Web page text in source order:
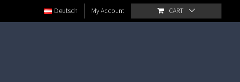
Deutsch My Account CART